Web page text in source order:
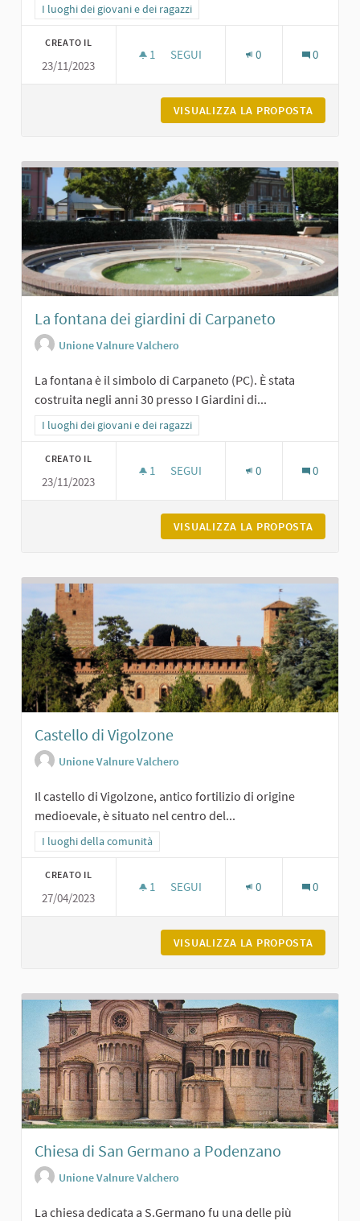
Filtra i risultati per categoria: I luoghi dei giovani e dei ragazzi
I luoghi dei giovani e dei ragazzi
CREATO IL
23/11/2023
1 1 SOSTENITORI
SEGUI 0 0
VISUALIZZA LA PROPOSTA
La fontana dei giardini di Carpaneto
Unione Valnure Valchero
La fontana è il simbolo di Carpaneto (PC). È stata
costruita negli anni 30 presso I Giardini di...
Filtra i risultati per categoria: I luoghi dei giovani e dei ragazzi
I luoghi dei giovani e dei ragazzi
CREATO IL
23/11/2023
1 1 SOSTENITORI
SEGUI 0 0
VISUALIZZA LA PROPOSTA
Castello di Vigolzone
Unione Valnure Valchero
Il castello di Vigolzone, antico fortilizio di origine
medioevale, è situato nel centro del...
Filtra i risultati per categoria: I luoghi della comunità
I luoghi della comunità
CREATO IL
27/04/2023
1 1 SOSTENITORI
SEGUI 0 0
VISUALIZZA LA PROPOSTA
Chiesa di San Germano a Podenzano
Unione Valnure Valchero
La chiesa dedicata a S.Germano fu una delle più